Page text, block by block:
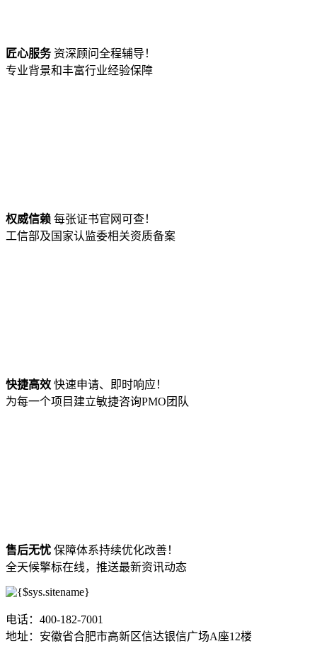
匠心服务资深顾问全程辅导！
专业背景和丰富行业经验保障
权威信赖 每张证书官网可查！
工信部及国家认监委相关资质备案
快捷高效 快速申请、即时响应！
为每一个项目建立敏捷咨询PMO团队
售后无忧 保障体系持续优化改善！
全天候擎标在线，推送最新资讯动态
电话：400-182-7001
地址：安徽省合肥市高新区信达银信广场A座12楼